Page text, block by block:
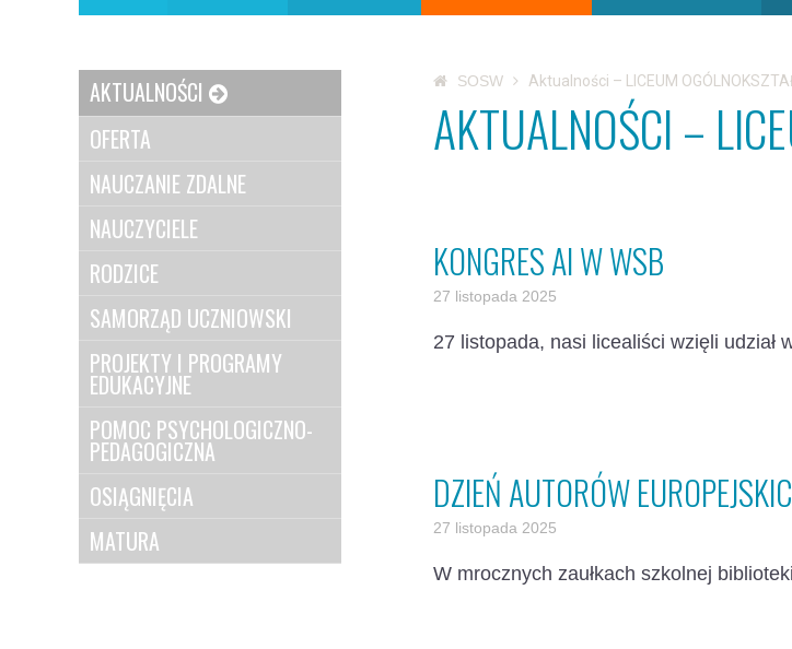
AKTUALNOŚCI
OFERTA
NAUCZANIE ZDALNE
NAUCZYCIELE
RODZICE
SAMORZĄD UCZNIOWSKI
PROJEKTY I PROGRAMY
EDUKACYJNE
POMOC PSYCHOLOGICZNO-
PEDAGOGICZNA
OSIĄGNIĘCIA
MATURA
SOSW Aktualności – LICEUM
AKTUALNOŚCI –
KONGRES AI W WSB
27 listopada 2025
27 listopada, nasi licealiści wzięli udział
DZIEŃ AUTORÓW
27 listopada 2025
W mrocznych zaułkach szkolnej